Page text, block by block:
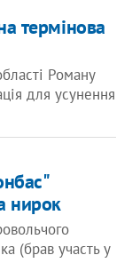
термінова
Роману
для усунення
нирок
(брав участь у